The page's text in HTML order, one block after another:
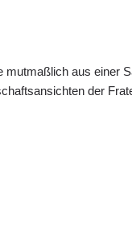
mutmaßlich aus einer
der